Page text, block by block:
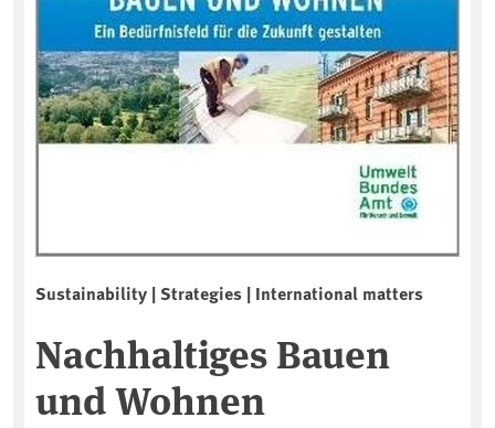
Sustainability | Strategies | International matters
Nachhaltiges Bauen
und Wohnen